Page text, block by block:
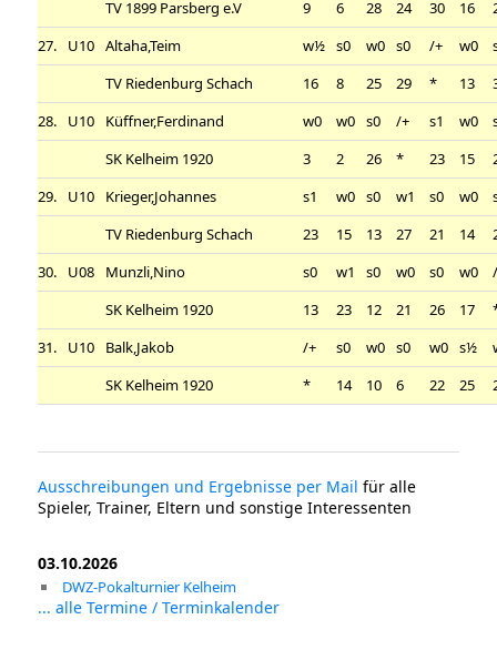
TV 1899 Parsberg e.V
9 6 28 24 30 16
27.
U10 Altaha,Teim w½ s0 w0 s0 /+ w0
TV Riedenburg Schach
16 8 25 29 * 13
28.
U10 Küffner,Ferdinand w0 w0 s0 /+ s1 w0
SK Kelheim 1920
3 2 26 * 23 15
29.
U10 Krieger,Johannes s1 w0 s0 w1 s0 w0
TV Riedenburg Schach
23 15 13 27 21 14
30.
U08 Munzli,Nino s0 w1 s0 w0 s0 w0
SK Kelheim 1920
13 23 12 21 26 17
31.
U10 Balk,Jakob /+ s0 w0 s0 w0 s½
SK Kelheim 1920
* 14 10 6 22 25
Ausschreibungen und Ergebnisse per Mail für alle
Spieler, Trainer, Eltern und sonstige Interessenten
03.10.2026
DWZ-Pokalturnier Kelheim
... alle Termine / Terminkalender